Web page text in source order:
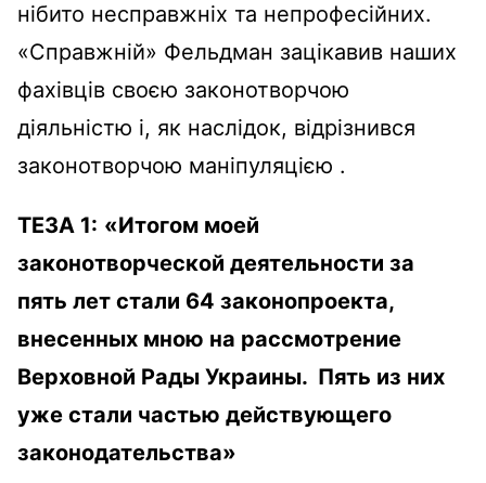
нібито несправжніх та непрофесійних.
«Справжній» Фельдман зацікавив наших
фахівців своєю законотворчою
діяльністю і, як наслідок, відрізнився
законотворчою маніпуляцією .
ТЕЗА 1: «Итогом моей
законотворческой деятельности за
пять лет стали 64 законопроекта,
внесенных мною на рассмотрение
Верховной Рады Украины. Пять из них
уже стали частью действующего
законодательства»